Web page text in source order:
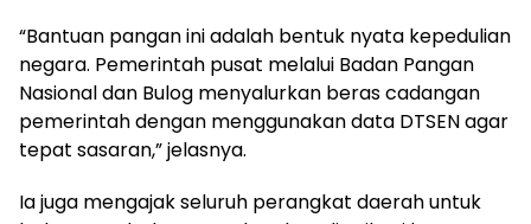
“Bantuan pangan ini adalah bentuk nyata kepedulian
negara. Pemerintah pusat melalui Badan Pangan
Nasional dan Bulog menyalurkan beras cadangan
pemerintah dengan menggunakan data DTSEN agar
tepat sasaran,” jelasnya.
Ia juga mengajak seluruh perangkat daerah untuk